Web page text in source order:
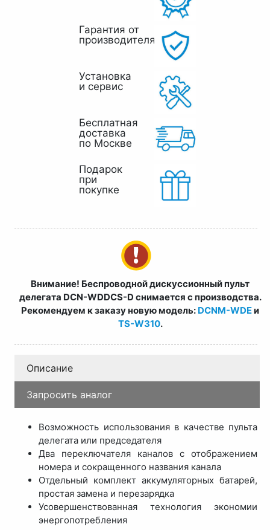
Гарантия от
производителя
Установка
и сервис
Бесплатная
доставка
по Москве
Подарок
при
покупке
Внимание! Беспроводной дискуссионный пульт
делегата DCN-WDDCS-D снимается с производства.
Рекомендуем к заказу новую модель: DCNM-WDEи
TS-W310.
Описание
Запросить аналог
Возможность использования в качестве пульта
делегата или председателя
Два переключателя каналов с отображением
номера и сокращенного названия канала
Отдельный комплект аккумуляторных батарей,
простая замена и перезарядка
Усовершенствованная технология экономии
энергопотребления